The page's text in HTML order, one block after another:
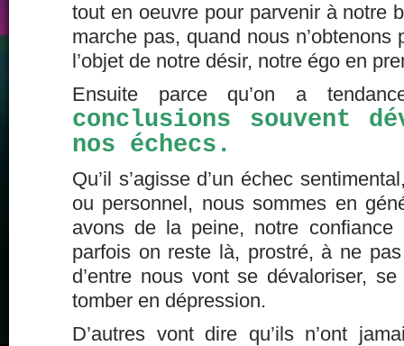
tout en oeuvre pour parvenir à notre
marche pas, quand nous n’obtenons
l’objet de notre désir, notre égo en
Ensuite parce qu’on a
conclusions souvent
nos échecs.
Qu’il s’agisse d’un échec
ou personnel, nous sommes en
avons de la peine, notre confiance
parfois on reste là, prostré, à ne
d’entre nous vont se dévaloriser,
tomber en dépression.
D’autres vont dire qu’ils n’ont